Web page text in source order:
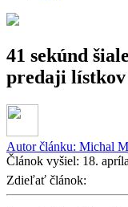
41 sekúnd
predaji lístkov
Autor článku: Michal
Článok vyšiel: 18.
Zdieľať článok: